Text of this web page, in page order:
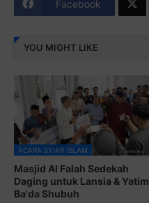
Facebook
YOU MIGHT LIKE
ACARA SYIAR ISLAM
Masjid Al Falah Sedekah
Daging untuk Lansia & Yatim
Ba'da Shubuh